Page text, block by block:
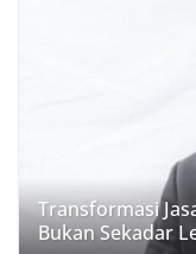
Transformasi
Bukan Sekadar